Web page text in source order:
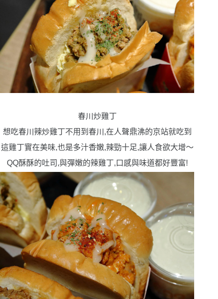
春川炒雞丁
想吃春川辣炒雞丁不用到春川,在人聲鼎沸的京站就吃到
這雞丁實在美味,也是多汁香嫩,辣勁十足,讓人食欲大增〜
QQ酥酥的吐司,與彈嫩的辣雞丁,口感與味道都好豐富!